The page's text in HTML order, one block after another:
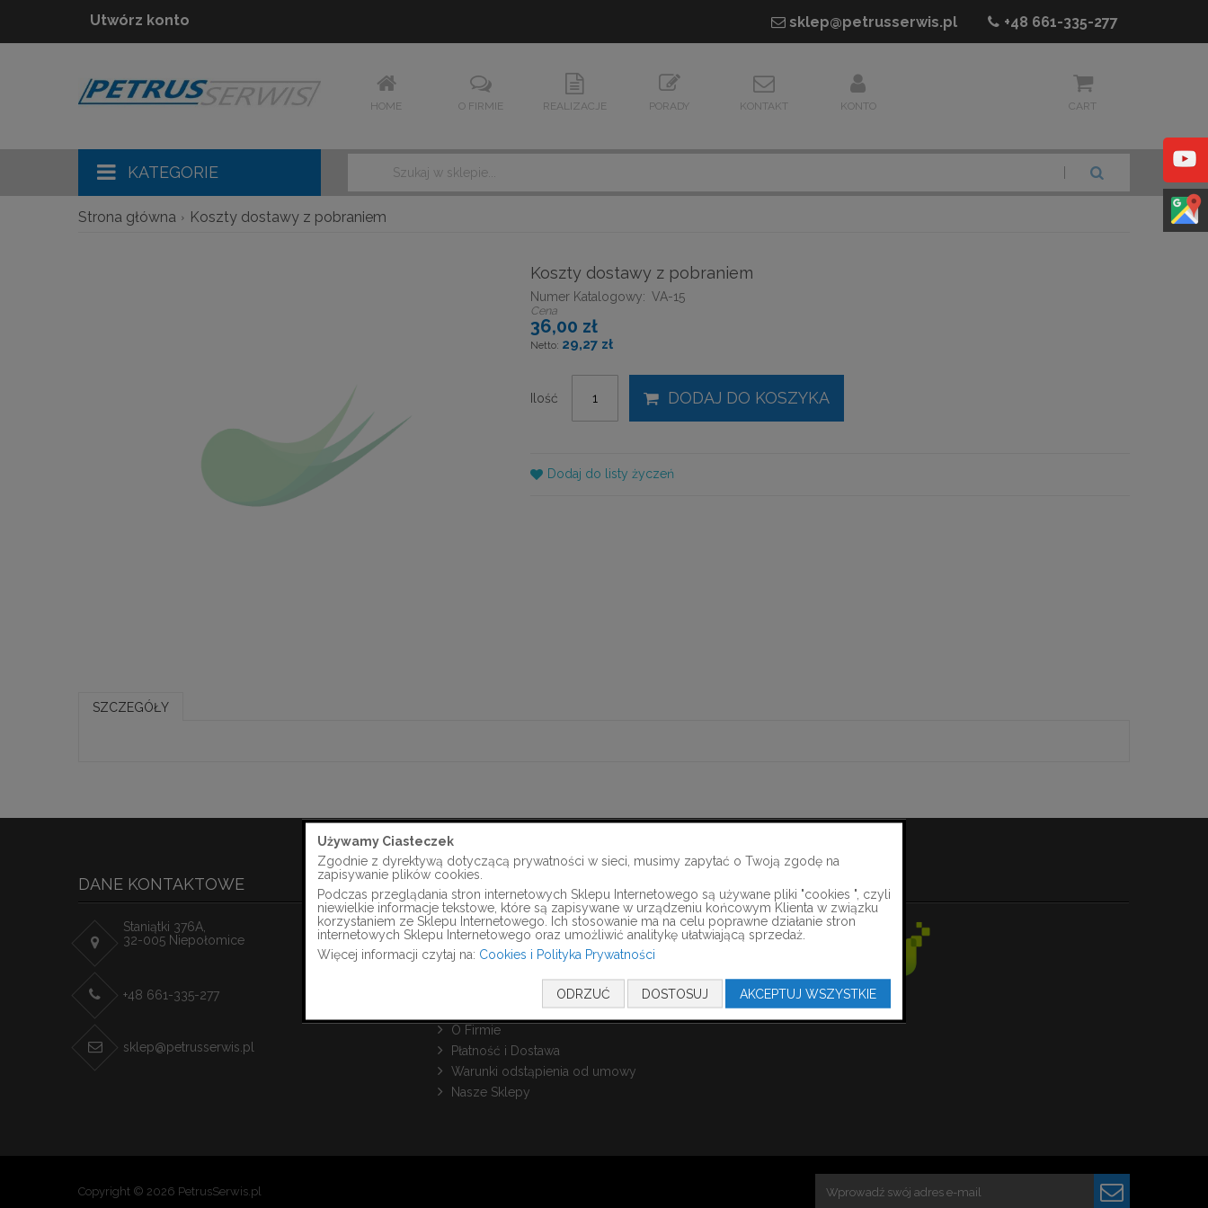
Używamy Ciasteczek
Zgodnie z dyrektywą dotyczącą prywatności w sieci, musimy zapytać o Twoją zgodę na
zapisywanie plików cookies.
Podczas przeglądania stron internetowych Sklepu Internetowego są używane pliki "cookies ", czyli
niewielkie informacje tekstowe, które są zapisywane w urządzeniu końcowym Klienta w związku
korzystaniem ze Sklepu Internetowego. Ich stosowanie ma na celu poprawne działanie stron
internetowych Sklepu Internetowego oraz umożliwić analitykę ułatwiającą sprzedaż.
Więcej informacji czytaj na: Cookies i Polityka Prywatności
ODRZUĆ DOSTOSUJ AKCEPTUJ WSZYSTKIE
Utwórz konto sklep@petrusserwis.pl +48 661-335-277
HOME O FIRMIE REALIZACJE PORADY KONTAKT KONTO CART
KATEGORIE
Strona główna Koszty dostawy z pobraniem
Koszty dostawy z pobraniem
Numer Katalogowy: VA-15
Cena
36,00 zł
29,27 zł
Ilość DODAJ DO KOSZYKA
Dodaj do listy życzeń
SZCZEGÓŁY
DANE KONTAKTOWE
Staniątki 376A,
32-005 Niepołomice
+48 661-335-277
sklep@petrusserwis.pl
INFORMACJE
Polityka Prywatności i Cookies
Zamówienia i zwroty
Regulamin Sklepu
O Firmie
Płatność i Dostawa
Warunki odstąpienia od umowy
Nasze Sklepy
Copyright © 2026 PetrusSerwis.pl